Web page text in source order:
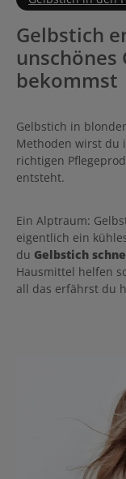
Gelbstich
unschönes
bekommst
Gelbstich in
Methoden wirst du
richtigen
entsteht.
Ein Alptraum:
eigentlich ein
du Gelbstich
Hausmittel helfen
all das erfährst du